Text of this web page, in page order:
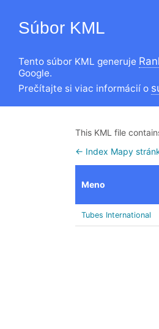
Súbor KML
Tento súbor KML generuje
Google.
Prečítajte si viac informácií o
This KML file
← Index Mapy
Meno
Tubes International